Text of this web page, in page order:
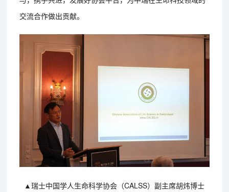
交流合作做出贡献。
▲瑞士中国学人生命科学协会（CALSS）副主席胡炜博士